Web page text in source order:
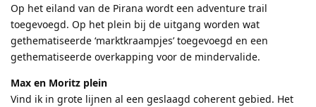
Op het eiland van de Pirana wordt een adventure trail
toegevoegd. Op het plein bij de uitgang worden wat
gethematiseerde ‘marktkraampjes’ toegevoegd en een
gethematiseerde overkapping voor de mindervalide.
Max en Moritz plein
Vind ik in grote lijnen al een geslaagd coherent gebied. Het